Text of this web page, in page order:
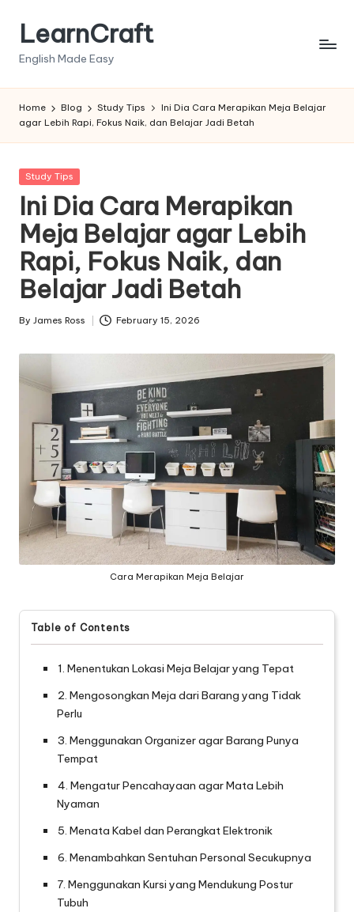
content
LearnCraft
English Made Easy
Home Blog Study Tips
Ini Dia Cara Merapikan Meja Belajar
agar Lebih Rapi, Fokus Naik, dan Belajar Jadi Betah
Posted
Study Tips
Ini Dia Cara Merapikan
Meja Belajar agar Lebih
Rapi, Fokus Naik, dan
Belajar Jadi Betah
Posted
By James Ross February 15, 2026
Cara Merapikan Meja Belajar
Table of Contents
1. Menentukan Lokasi Meja Belajar yang Tepat
2. Mengosongkan Meja dari Barang yang Tidak
Perlu
3. Menggunakan Organizer agar Barang Punya
Tempat
4. Mengatur Pencahayaan agar Mata Lebih
Nyaman
5. Menata Kabel dan Perangkat Elektronik
6. Menambahkan Sentuhan Personal Secukupnya
7. Menggunakan Kursi yang Mendukung Postur
Tubuh